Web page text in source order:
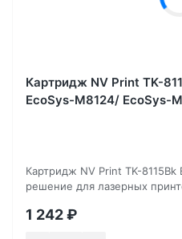
Картридж NV Print TK-
EcoSys-M8124/ EcoSys-
Картридж NV Print TK-
решение для лазерных
1 242₽